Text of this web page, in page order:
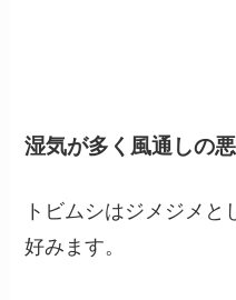
湿気が多く風通しの
トビムシはジメジメと
好みます。